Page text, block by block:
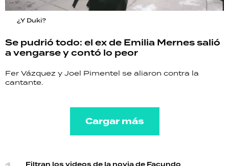
¿Y Duki?
Se pudrió todo: el ex de Emilia Mernes salió
a vengarse y contó lo peor
Fer Vázquez y Joel Pimentel se aliaron contra la
cantante.
Cargar más